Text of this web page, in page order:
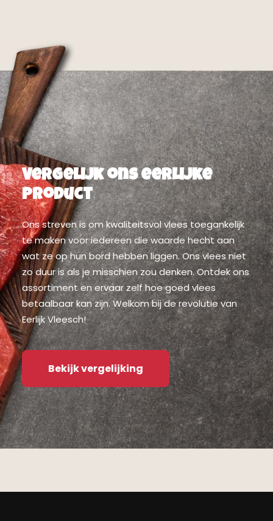
Vergelijk ons eerlijke
product
Ons streven is om kwaliteitsvol vlees toegankelijk
te maken voor iedereen die waarde hecht aan
wat ze op hun bord hebben liggen. Ons vlees niet
zo duur is als je misschien zou denken. Ontdek ons
assortiment en ervaar zelf hoe goed vlees
betaalbaar kan zijn. Welkom bij de revolutie van
Eerlijk Vleesch!
Bekijk vergelijking